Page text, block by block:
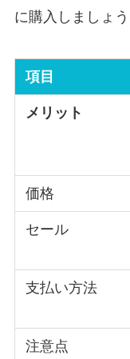
に購入しましょう
項目
メリット
価格
セール
支払い方法
注意点